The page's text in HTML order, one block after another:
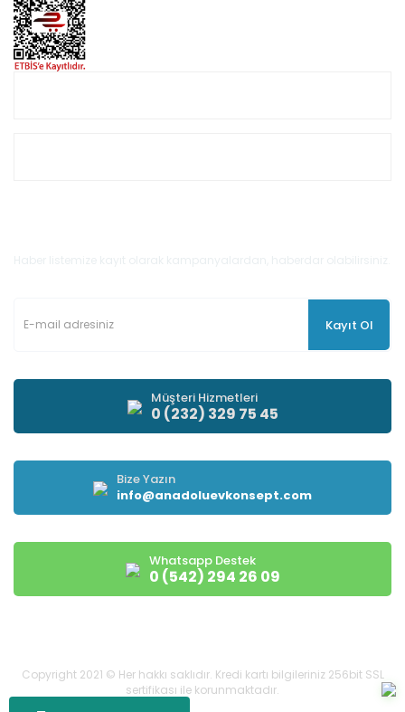
Kayıt Ol
Müşteri Hizmetleri
0 (232) 329 75 45
Bize Yazın
info@anadoluevkonsept.com
Whatsapp Destek
0 (542) 294 26 09
Copyright 2021 © Her hakkı saklıdır. Kredi kartı bilgileriniz 256bit SSL
sertifikası ile korunmaktadır.